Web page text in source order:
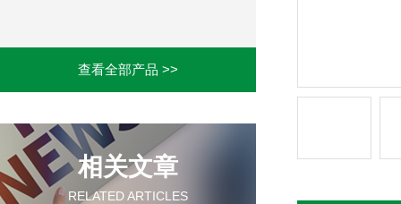
查看全部产品 >>
相关文章
RELATED ARTICLES